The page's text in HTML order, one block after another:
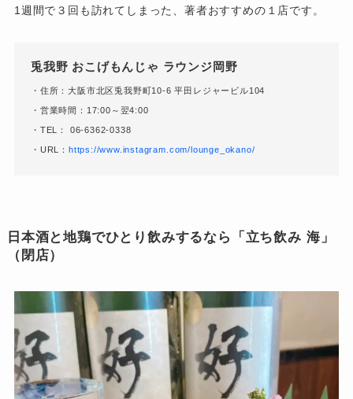
1週間で３回も訪れてしまった、著者おすすめの１店です。
兎我野 おこげもんじゃ ラウンジ岡野
・住所：大阪市北区兎我野町10-6 平田レジャービル104
・営業時間：17:00～翌4:00
・TEL： 06-6362-0338
・URL： https://www.instagram.com/lounge_okano/
日本酒と地鶏でひとり飲みするなら「立ち飲み 海」
（閉店）